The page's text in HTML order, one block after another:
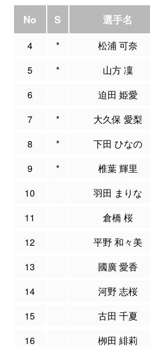
No S 選手名
4 * 松浦 可奈
5
* 山方 凜
6
迫田 姫愛
7
* 大久保 愛梨
8
* 下田 ひなの
9
* 椎葉 輝里
10
羽田 まりな
11
倉橋 桜
12
平野 和々美
13
國廣 愛香
14
河野 志桜
15
古田 千夏
16
栁田 緋莉